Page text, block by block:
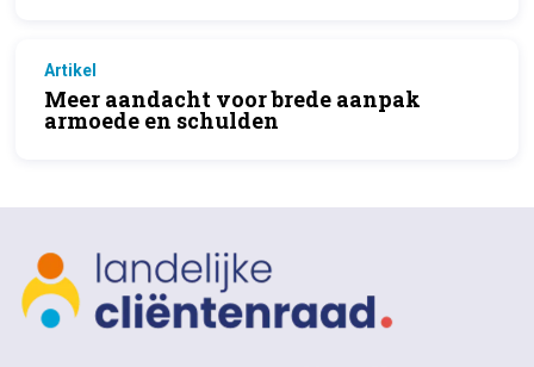
Artikel
Meer aandacht voor brede aanpak
armoede en schulden